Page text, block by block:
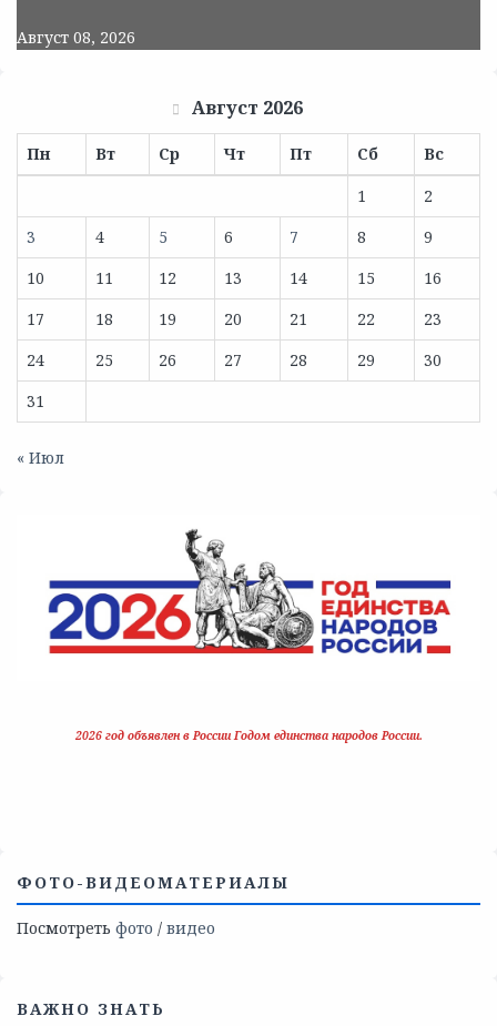
Август 08, 2026
Август 2026
Пн Вт Ср Чт Пт Сб
Вс
1
2
3
4 5 6 7 8
9
10
11 12 13 14 15
16
17
18 19 20 21 22
23
24
25 26 27 28 29
30
31
« Июл
2026 год объявлен в России Годом единства народов России.
ФОТО-ВИДЕОМАТЕРИАЛЫ
Посмотреть фото / видео
ВАЖНО ЗНАТЬ